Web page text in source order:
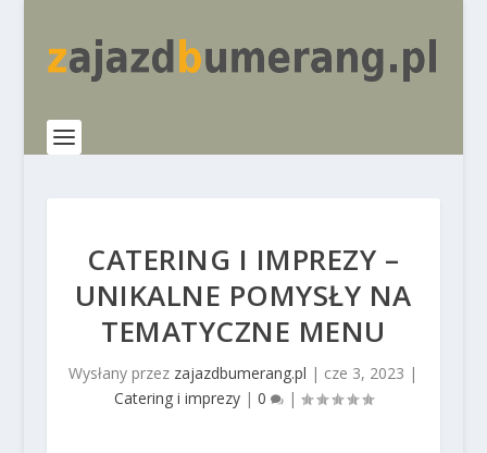
CATERING I IMPREZY –
UNIKALNE POMYSŁY NA
TEMATYCZNE MENU
Wysłany przez zajazdbumerang.pl | cze 3, 2023 |
Catering i imprezy| 0 |